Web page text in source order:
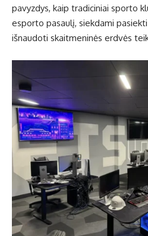
pavyzdys, kaip tradiciniai sporto
esporto pasaulį, siekdami
išnaudoti skaitmeninės erdvės